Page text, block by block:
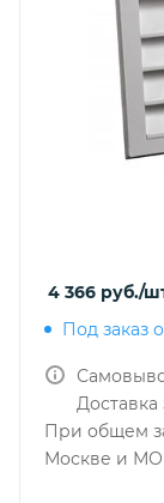
4 366 руб./
Под заказ
Доставка
При общем
Москве и МО